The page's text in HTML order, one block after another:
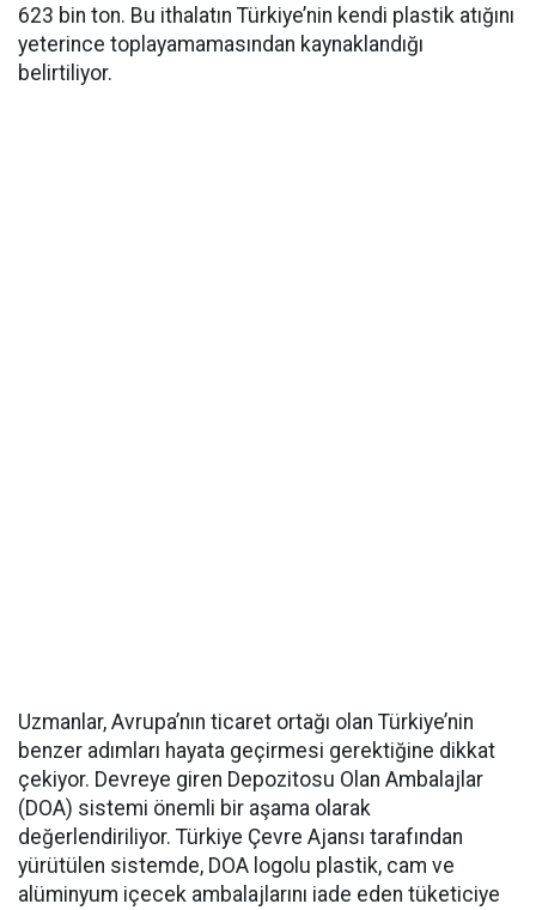
623 bin ton. Bu ithalatın Türkiye’nin kendi plastik atığını
yeterince toplayamamasından kaynaklandığı
belirtiliyor.
Uzmanlar, Avrupa’nın ticaret ortağı olan Türkiye’nin
benzer adımları hayata geçirmesi gerektiğine dikkat
çekiyor. Devreye giren Depozitosu Olan Ambalajlar
(DOA) sistemi önemli bir aşama olarak
değerlendiriliyor. Türkiye Çevre Ajansı tarafından
yürütülen sistemde, DOA logolu plastik, cam ve
alüminyum içecek ambalajlarını iade eden tüketiciye